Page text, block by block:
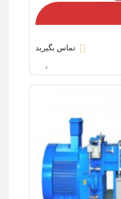
تماس بگیرید